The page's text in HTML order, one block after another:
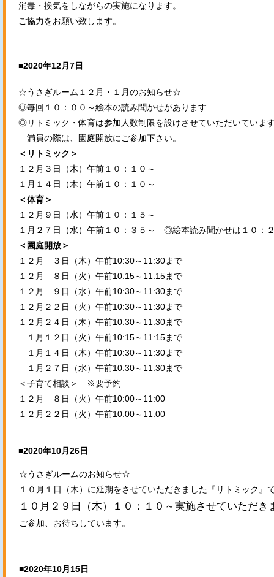
消毒・換気をしながらの実施になります。
ご協力をお願い致します。
■2020年12月7日
☆うさぎルーム１２月・１月のお知らせ☆
◎毎回１０：００～絵本の読み聞かせがあります
◎リトミック・体育は参加人数制限を設けさせていただいていま
満員の際は、園庭開放にご参加下さい。
＜リトミック＞
１２月３日（木）午前１０：１０～
１月１４日（木）午前１０：１０～
＜体育＞
１２月９日（水）午前１０：１５～
１月２７日（水）午前１０：３５～ ◎絵本読み聞かせは１０：
＜園庭開放＞
１２月 ３日（木）午前10:30～11:30まで
１２月 ８日（火）午前10:15～11:15まで
１２月 ９日（水）午前10:30～11:30まで
１２月２２日（火）午前10:30～11:30まで
１２月２４日（木）午前10:30～11:30まで
１月１２日（火）午前10:15～11:15まで
１月１４日（木）午前10:30～11:30まで
１月２７日（水）午前10:30～11:30まで
＜子育て相談＞ ※要予約
１２月 ８日（火）午前10:00～11:00
１２月２２日（火）午前10:00～11:00
■2020年10月26日
☆うさぎルームのお知らせ☆
１０月１日（木）に延期をさせていただきました『リトミック』
１０月２９日（木）１０：１０～実施させていただき
ご参加、お待ちしています。
■2020年10月15日